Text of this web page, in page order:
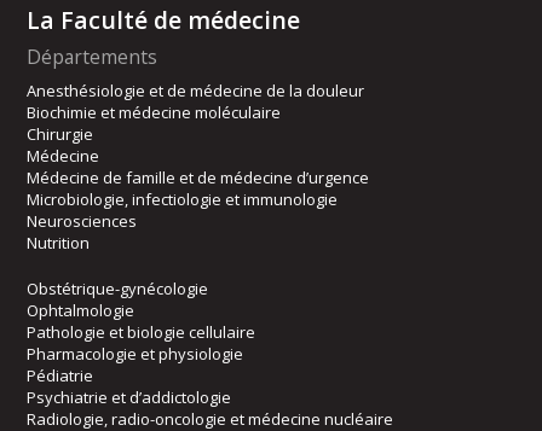
La Faculté de médecine
Départements
Anesthésiologie et de médecine de la douleur
Biochimie et médecine moléculaire
Chirurgie
Médecine
Médecine de famille et de médecine d’urgence
Microbiologie, infectiologie et immunologie
Neurosciences
Nutrition
Obstétrique-gynécologie
Ophtalmologie
Pathologie et biologie cellulaire
Pharmacologie et physiologie
Pédiatrie
Psychiatrie et d’addictologie
Radiologie, radio-oncologie et médecine nucléaire